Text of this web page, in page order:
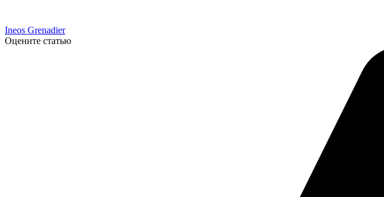
Ineos Grenadier
Оцените статью